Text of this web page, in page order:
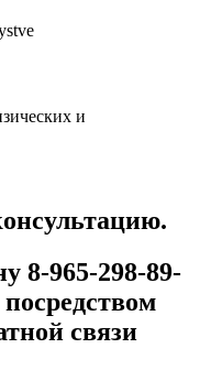
и
8-965-298-89-
связи